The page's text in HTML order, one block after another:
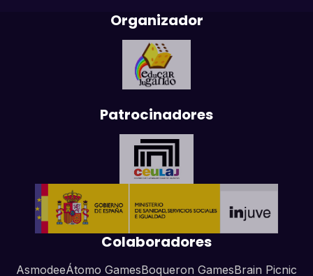
Organizador
Patrocinadores
Colaboradores
AsmodeeÁtomo GamesBoqueron GamesBrain Picnic